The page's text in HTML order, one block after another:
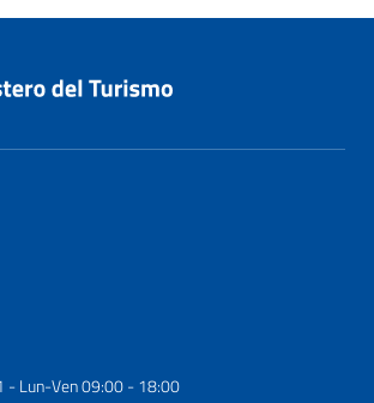
- Lun-Ven 09:00 - 18:00